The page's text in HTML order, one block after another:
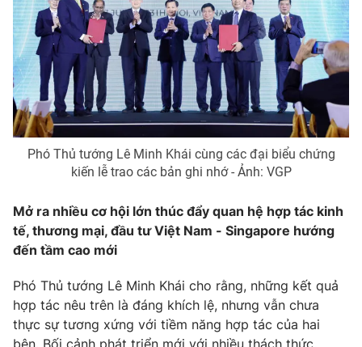
Phó Thủ tướng Lê Minh Khái cùng các đại biểu chứng
kiến lễ trao các bản ghi nhớ - Ảnh: VGP
Mở ra nhiều cơ hội lớn thúc đẩy quan hệ hợp tác kinh
tế, thương mại, đầu tư Việt Nam - Singapore hướng
đến tầm cao mới
Phó Thủ tướng Lê Minh Khái cho rằng, những kết quả
hợp tác nêu trên là đáng khích lệ, nhưng vẫn chưa
thực sự tương xứng với tiềm năng hợp tác của hai
bên. Bối cảnh phát triển mới với nhiều thách thức,